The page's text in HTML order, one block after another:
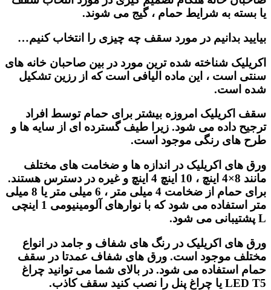
یا بسته به شرایط حمام ، گیج می شوند.
بیایید بدانیم در مورد سقف چه چیزی را انتخاب کنیم…
اکریلیک شناخته شده ترین مورد در بین صاحبان خانه های
سنتی است ، این ماده الیافی است که از رزین تشکیل
شده است.
سقف اکریلیک امروزه بیشتر برای حمام توسط افراد
ترجیح داده می شود. زیرا طیف گسترده ای از سایه ها و
طرح های رنگی موجود است.
ورق های اکریلیک در اندازه ها و ضخامت های مختلف
مانند 8×4 اینچ ، 10 اینچ 4 اینچ و غیره در دسترس هستند.
برای حمام از ضخامت 4 میلی متر ، 6 میلی متر یا 8 میلی
متر استفاده می شود که با نوارهای آلومینیومی 1 اینچی
L پشتیبانی می شود.
ورق های اکریلیک در رنگ های شفاف و جامد در انواع
مختلف موجود است. ورق های شفاف عمدتا در سقف
حمام استفاده می شود. در بالای شما می توانید چراغ
LED T5 یا چراغ پنل را نصب کنید سقف کاذب.